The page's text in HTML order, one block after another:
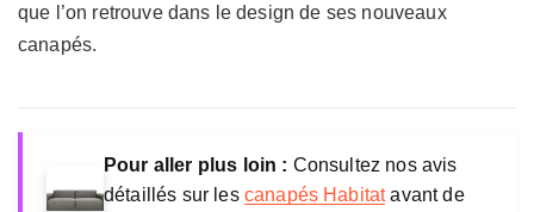
que l’on retrouve dans le design de ses nouveaux
canapés.
Pour aller plus loin : Consultez nos avis
détaillés sur les canapés Habitatavant de